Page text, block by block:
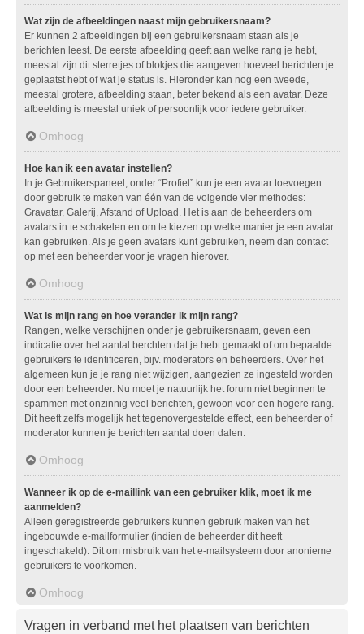
Wat zijn de afbeeldingen naast mijn gebruikersnaam?
Er kunnen 2 afbeeldingen bij een gebruikersnaam staan als je
berichten leest. De eerste afbeelding geeft aan welke rang je hebt,
meestal zijn dit sterretjes of blokjes die aangeven hoeveel berichten je
geplaatst hebt of wat je status is. Hieronder kan nog een tweede,
meestal grotere, afbeelding staan, beter bekend als een avatar. Deze
afbeelding is meestal uniek of persoonlijk voor iedere gebruiker.
Omhoog
Hoe kan ik een avatar instellen?
In je Gebruikerspaneel, onder “Profiel” kun je een avatar toevoegen
door gebruik te maken van één van de volgende vier methodes:
Gravatar, Galerij, Afstand of Upload. Het is aan de beheerders om
avatars in te schakelen en om te kiezen op welke manier je een avatar
kan gebruiken. Als je geen avatars kunt gebruiken, neem dan contact
op met een beheerder voor je vragen hierover.
Omhoog
Wat is mijn rang en hoe verander ik mijn rang?
Rangen, welke verschijnen onder je gebruikersnaam, geven een
indicatie over het aantal berchten dat je hebt gemaakt of om bepaalde
gebruikers te identificeren, bijv. moderators en beheerders. Over het
algemeen kun je je rang niet wijzigen, aangezien ze ingesteld worden
door een beheerder. Nu moet je natuurlijk het forum niet beginnen te
spammen met onzinnig veel berichten, gewoon voor een hogere rang.
Dit heeft zelfs mogelijk het tegenovergestelde effect, een beheerder of
moderator kunnen je berichten aantal doen dalen.
Omhoog
Wanneer ik op de e-maillink van een gebruiker klik, moet ik me
aanmelden?
Alleen geregistreerde gebruikers kunnen gebruik maken van het
ingebouwde e-mailformulier (indien de beheerder dit heeft
ingeschakeld). Dit om misbruik van het e-mailsysteem door anonieme
gebruikers te voorkomen.
Omhoog
Vragen in verband met het plaatsen van berichten